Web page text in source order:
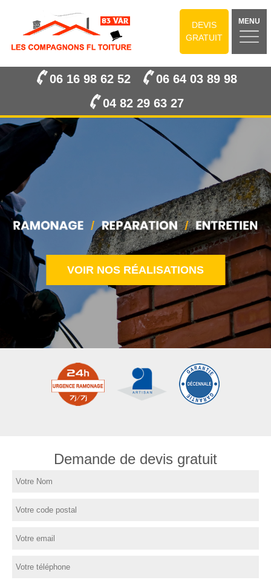
DEVIS
GRATUIT
MENU
06 16 98 62 52
06 64 03 89 98
04 82 29 63 27
VOIR NOS RÉALISATIONS
Demande de devis gratuit